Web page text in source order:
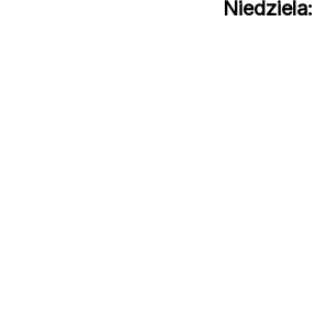
Niedziela: